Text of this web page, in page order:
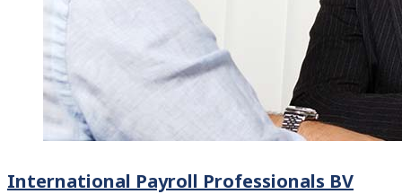
International Payroll Professionals BV